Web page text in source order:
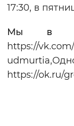
17:30, в
Мы в
https://
https://ok.ru/